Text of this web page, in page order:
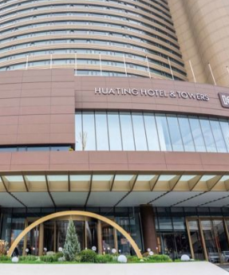
1.42% 沪深300